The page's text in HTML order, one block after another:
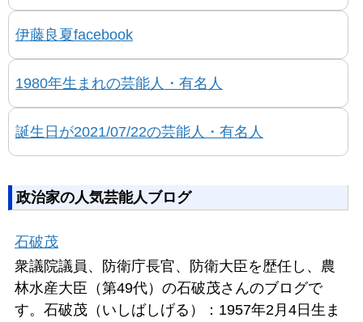
伊藤良夏facebook
1980年生まれの芸能人・有名人
誕生日が2021/07/22の芸能人・有名人
政治家の人気芸能人ブログ
石破茂
衆議院議員、防衛庁長官、防衛大臣を歴任し、農
林水産大臣（第49代）の石破茂さんのブログで
す。石破茂（いしばしげる）：1957年2月4日生ま